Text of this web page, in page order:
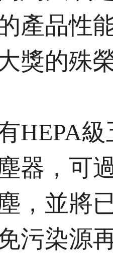
產品性
獎的殊
HEPA
器，可
，並將
污染源